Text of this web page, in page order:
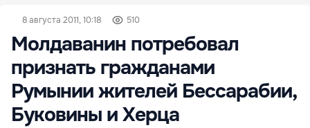
8 августа 2011, 10:18 510
Молдаванин потребовал
признать гражданами
Румынии жителей Бессарабии,
Буковины и Херца